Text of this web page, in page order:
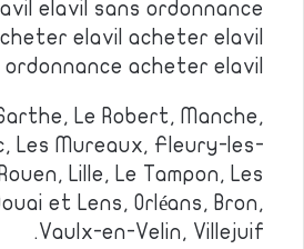
elavil sans ordonnance
elavil acheter elavil
ordonnance acheter elavil
Le Robert, Manche,
Les Mureaux, Fleury-les-
Lille, Le Tampon, Les
et Lens, Orléans, Bron,
Vaulx-en-Velin, Villejuif.